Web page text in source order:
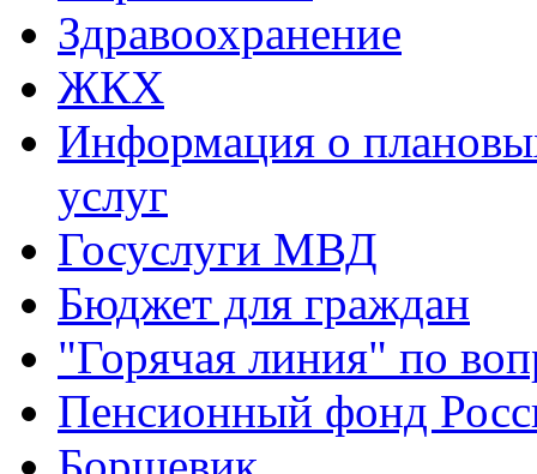
Здравоохранение
ЖКХ
Информация о
услуг
Госуслуги МВД
Бюджет для граждан
"Горячая линия" по
Пенсионный фонд